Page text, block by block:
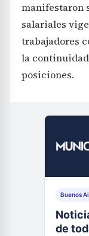
manifestaron
salariales
trabajadores
la
posiciones.
Buenos
de